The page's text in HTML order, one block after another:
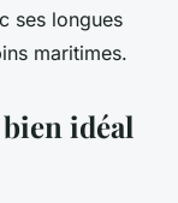
ses longues
maritimes.
idéal